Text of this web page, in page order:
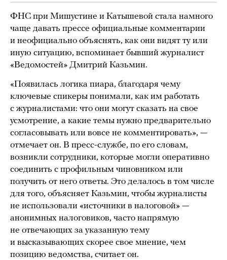
ФНС при Мишустине и Катышевой стала намного
чаще давать прессе официальные комментарии
и неофициально объяснять, как они видят ту или
иную ситуацию, вспоминает бывший журналист
«Ведомостей» Дмитрий Казьмин.
«Появилась логика пиара, благодаря чему
ключевые спикеры понимали, как им работать
с журналистами: что они могут сказать на свое
усмотрение, а какие темы нужно предварительно
согласовывать или вовсе не комментировать», —
отмечает он. В пресс-службе, по его словам,
возникли сотрудники, которые могли оперативно
соединить с профильным чиновником или
получить от него ответы. Это делалось в том числе
для того, объясняет Казьмин, чтобы журналисты
не использовали «источники в налоговой» —
анонимных налоговиков, часто напрямую
не отвечающих за указанную тему
и высказывающих скорее свое мнение, чем
позицию ведомства, считает он.